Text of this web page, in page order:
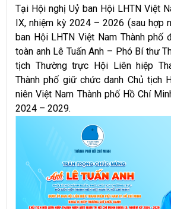
Tại Hội nghị Uỷ ban Hội LHTN Việt
IX, nhiệm kỳ 2024 – 2026 (sau hợp
ban Hội LHTN Việt Nam Thành phố
toàn anh Lê Tuấn Anh – Phó Bí thư
tịch Thường trực Hội Liên hiệp
Thành phố giữ chức danh Chủ tịch
niên Việt Nam Thành phố Hồ Chí
2024 – 2029.